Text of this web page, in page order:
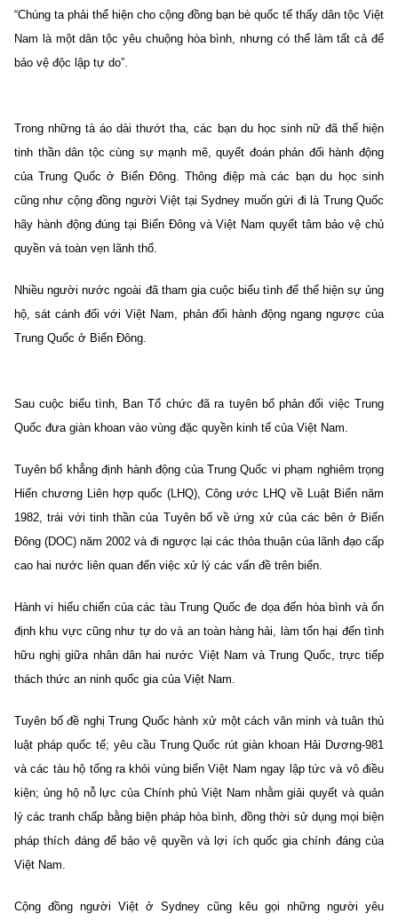
“Chúng ta phải thể hiện cho cộng đồng bạn bè quốc tế thấy dân tộc Việt
Nam là một dân tộc yêu chuộng hòa bình, nhưng có thể làm tất cả để
bảo vệ độc lập tự do”.
Trong những tà áo dài thướt tha, các bạn du học sinh nữ đã thể hiện
tinh thần dân tộc cùng sự mạnh mẽ, quyết đoán phản đối hành động
của Trung Quốc ở Biển Đông. Thông điệp mà các bạn du học sinh
cũng như cộng đồng người Việt tại Sydney muốn gửi đi là Trung Quốc
hãy hành động đúng tại Biển Đông và Việt Nam quyết tâm bảo vệ chủ
quyền và toàn vẹn lãnh thổ.
Nhiều người nước ngoài đã tham gia cuộc biểu tình để thể hiện sự ủng
hộ, sát cánh đối với Việt Nam, phản đối hành động ngang ngược của
Trung Quốc ở Biển Đông.
Sau cuộc biểu tình, Ban Tổ chức đã ra tuyên bố phản đối việc Trung
Quốc đưa giàn khoan vào vùng đặc quyền kinh tế của Việt Nam.
Tuyên bố khẳng định hành động của Trung Quốc vi phạm nghiêm trọng
Hiến chương Liên hợp quốc (LHQ), Công ước LHQ về Luật Biển năm
1982, trái với tinh thần của Tuyên bố về ứng xử của các bên ở Biển
Đông (DOC) năm 2002 và đi ngược lại các thỏa thuận của lãnh đạo cấp
cao hai nước liên quan đến việc xử lý các vấn đề trên biển.
Hành vi hiếu chiến của các tàu Trung Quốc đe dọa đến hòa bình và ổn
định khu vực cũng như tự do và an toàn hàng hải, làm tổn hại đến tình
hữu nghị giữa nhân dân hai nước Việt Nam và Trung Quốc, trực tiếp
thách thức an ninh quốc gia của Việt Nam.
Tuyên bố đề nghị Trung Quốc hành xử một cách văn minh và tuân thủ
luật pháp quốc tế; yêu cầu Trung Quốc rút giàn khoan Hải Dương-981
và các tàu hộ tống ra khỏi vùng biển Việt Nam ngay lập tức và vô điều
kiện; ủng hộ nỗ lực của Chính phủ Việt Nam nhằm giải quyết và quản
lý các tranh chấp bằng biện pháp hòa bình, đồng thời sử dụng mọi biện
pháp thích đáng để bảo vệ quyền và lợi ích quốc gia chính đáng của
Việt Nam.
Cộng đồng người Việt ở Sydney cũng kêu gọi những người yêu